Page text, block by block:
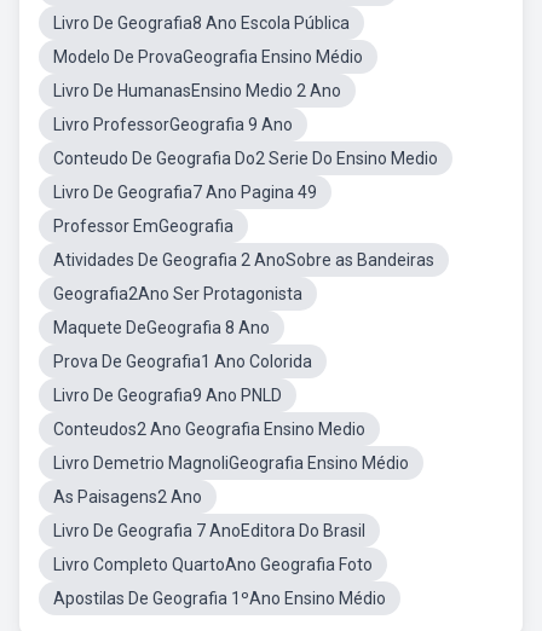
Livro De Geografia8 Ano Escola Pública
Modelo De ProvaGeografia Ensino Médio
Livro De HumanasEnsino Medio 2 Ano
Livro ProfessorGeografia 9 Ano
Conteudo De Geografia Do2 Serie Do Ensino Medio
Livro De Geografia7 Ano Pagina 49
Professor EmGeografia
Atividades De Geografia 2 AnoSobre as Bandeiras
Geografia2Ano Ser Protagonista
Maquete DeGeografia 8 Ano
Prova De Geografia1 Ano Colorida
Livro De Geografia9 Ano PNLD
Conteudos2 Ano Geografia Ensino Medio
Livro Demetrio MagnoliGeografia Ensino Médio
As Paisagens2 Ano
Livro De Geografia 7 AnoEditora Do Brasil
Livro Completo QuartoAno Geografia Foto
Apostilas De Geografia 1ºAno Ensino Médio